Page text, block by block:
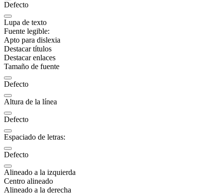
Defecto
Lupa de texto
Fuente legible:
Apto para dislexia
Destacar títulos
Destacar enlaces
Tamaño de fuente
Defecto
Altura de la línea
Defecto
Espaciado de letras:
Defecto
Alineado a la izquierda
Centro alineado
Alineado a la derecha